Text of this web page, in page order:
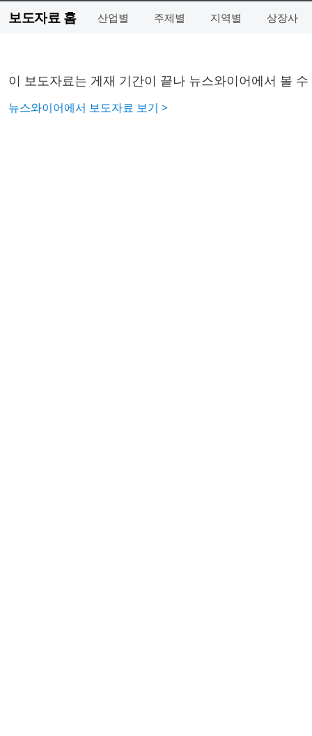
보도자료 홈 산업별 주제별 지역별 상장사
이 보도자료는 게재 기간이 끝나 뉴스와이어에서 볼
뉴스와이어에서 보도자료 보기 >